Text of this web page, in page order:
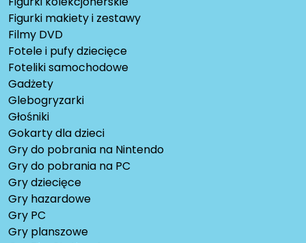
Figurki makiety i zestawy
Filmy DVD
Fotele i pufy dziecięce
Foteliki samochodowe
Gadżety
Glebogryzarki
Głośniki
Gokarty dla dzieci
Gry do pobrania na Nintendo
Gry do pobrania na PC
Gry dziecięce
Gry hazardowe
Gry PC
Gry planszowe